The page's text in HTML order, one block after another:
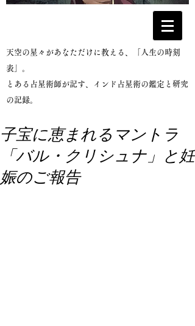
​天空の星々があなただけに教える、「人生の時刻
表」。
とある占星術師が記す、インド占星術の鑑定と研究
の記録。
子宝に恵まれるマントラ
「バル・クリシュナ」と妊
娠のご報告